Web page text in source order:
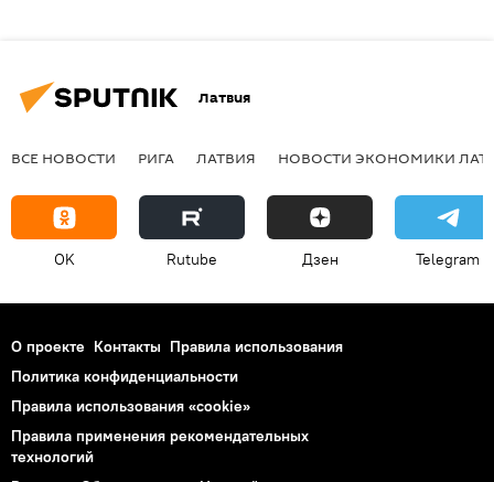
Латвия
ВСЕ НОВОСТИ РИГА ЛАТВИЯ НОВОСТИ ЭКОНОМИКИ
OK Rutube Дзен Telegram
О проекте Контакты Правила использования
Политика конфиденциальности
Правила использования «cookie»
Правила применения рекомендательных
технологий